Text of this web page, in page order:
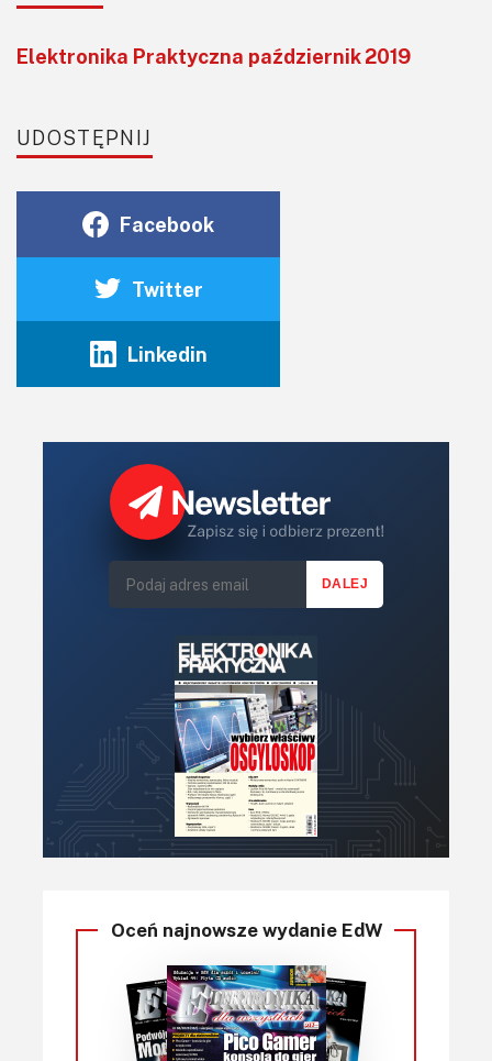
Elektronika Praktyczna październik 2019
UDOSTĘPNIJ
Facebook
Twitter
Linkedin
Oceń najnowsze wydanie EdW